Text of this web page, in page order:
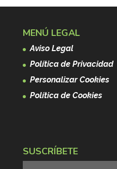
MENÚ LEGAL
Aviso Legal
Política de Privacidad
Personalizar Cookies
Política de Cookies
SUSCRÍBETE